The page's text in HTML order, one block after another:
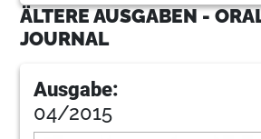
ÄLTERE AUSGABEN -
JOURNAL
Ausgabe:
04/2015